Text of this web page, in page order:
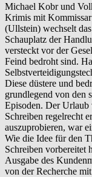
Michael Kobr und
Krimis mit
(Ullstein) wechselt
Schauplatz der
versteckt vor der
Feind bedroht sind.
Diese düstere und
grundlegend von den
Episoden. Der
Schreiben regelrecht
auszuprobieren, war
Wie die Idee für den
Schreiben vorbereitet
Ausgabe des
von der Recherche